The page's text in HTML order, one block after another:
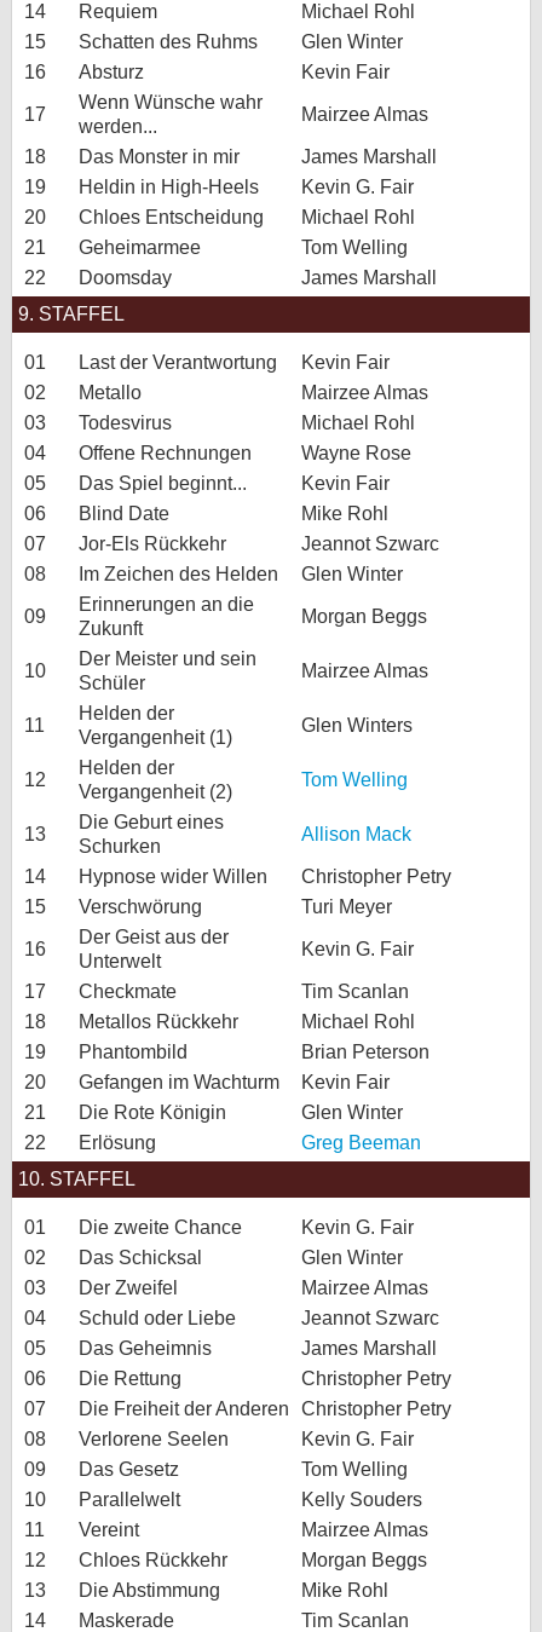
14
Requiem
Michael Rohl
15
Schatten des Ruhms
Glen Winter
16
Absturz Kevin Fair
17
Wenn Wünsche wahr
werden...
Mairzee Almas
18 Das Monster in mir
James Marshall
19
Heldin in High-Heels
Kevin G. Fair
20
Chloes Entscheidung
Michael Rohl
21
Geheimarmee
Tom Welling
22
Doomsday
James Marshall
9. STAFFEL
01 Last der Verantwortung
Kevin Fair
02
Metallo
Mairzee Almas
03
Todesvirus
Michael Rohl
04
Offene Rechnungen
Wayne Rose
05
Das Spiel beginnt...
Kevin Fair
06
Blind Date
Mike Rohl
07
Jor-Els Rückkehr
Jeannot Szwarc
08
Im Zeichen des Helden Glen Winter
09
Erinnerungen an die
Zukunft
Morgan Beggs
10
Der Meister und sein
Schüler
Mairzee Almas
11
Helden der
Vergangenheit (1)
Glen Winters
12
Helden der
Vergangenheit (2)
Tom Welling
13
Die Geburt eines
Schurken
Allison Mack
14 Hypnose wider Willen
Christopher Petry
15
Verschwörung Turi Meyer
16
Der Geist aus der
Unterwelt
Kevin G. Fair
17 Checkmate
Tim Scanlan
18
Metallos Rückkehr
Michael Rohl
19
Phantombild
Brian Peterson
20
Gefangen im Wachturm
Kevin Fair
21
Die Rote Königin
Glen Winter
22
Erlösung
Greg Beeman
10. STAFFEL
01 Die zweite Chance
Kevin G. Fair
02
Das Schicksal
Glen Winter
03
Der Zweifel
Mairzee Almas
04
Schuld oder Liebe
Jeannot Szwarc
05
Das Geheimnis
James Marshall
06
Die Rettung
Christopher Petry
07
Die Freiheit der Anderen
Christopher Petry
08
Verlorene Seelen
Kevin G. Fair
09
Das Gesetz
Tom Welling
10
Parallelwelt
Kelly Souders
11
Vereint
Mairzee Almas
12
Chloes Rückkehr
Morgan Beggs
13
Die Abstimmung
Mike Rohl
14
Maskerade Tim Scanlan